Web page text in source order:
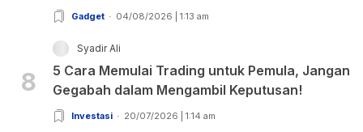
Gadget 04/08/2026 | 1:13 am
8
Syadir Ali
5 Cara Memulai Trading untuk Pemula, Jangan
Gegabah dalam Mengambil Keputusan!
Investasi 20/07/2026 | 1:14 am